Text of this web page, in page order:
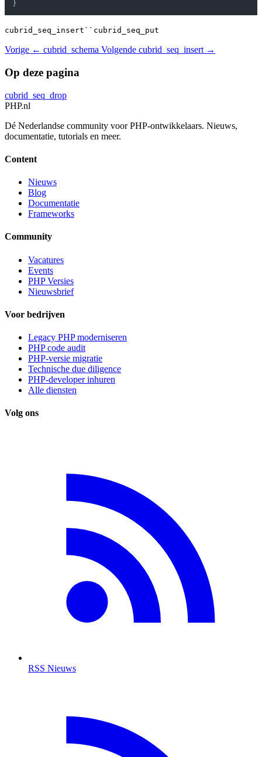
cubrid_seq_insert``cubrid_seq_put
Vorige ← cubrid_schema Volgende cubrid_seq_insert →
Op deze pagina
cubrid_seq_drop
PHP.nl
Dé Nederlandse community voor PHP-ontwikkelaars. Nieuws,
documentatie, tutorials en meer.
Content
Nieuws
Blog
Documentatie
Frameworks
Community
Vacatures
Events
PHP Versies
Nieuwsbrief
Voor bedrijven
Legacy PHP moderniseren
PHP code audit
PHP-versie migratie
Technische due diligence
PHP-developer inhuren
Alle diensten
Volg ons
RSS Nieuws